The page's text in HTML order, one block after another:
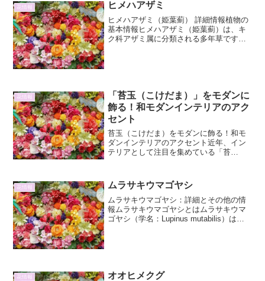
花情報 ヒメハアザミ
ヒメハアザミ（姫葉薊） 詳細情報植物の
基本情報ヒメハアザミ（姫葉薊）は、キ
ク科アザミ属に分類される多年草です。
花情報
「苔玉（こけだま）」をモダンに
飾る！和モダンインテリアのアク
セント
苔玉（こけだま）をモダンに飾る！和モ
ダンインテリアのアクセント近年、イン
テリアとして注目を集めている「苔
を感じさせる魅力から、現代の住空間に
もすんなりと溶け込み、和モダ...
花情報 ムラサキウマゴヤシ
ムラサキウマゴヤシ：詳細とその他の情
報ムラサキウマゴヤシとはムラサキウマ
ゴヤシ（学名：Lupinus mutabilis）は、
花情報 オオヒメクグ